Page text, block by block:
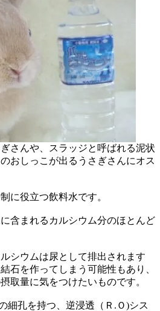
さんや、スラッジと呼ばれる泥状
おしっこが出るうさぎさんにオス
に役立つ飲料水です。
含まれるカルシウム分のほとんど
シウムは尿として排出されます
石を作ってしまう可能性もあり、
取量に気をつけたいものです。
細孔を持つ、逆浸透（Ｒ.Ｏ)シス